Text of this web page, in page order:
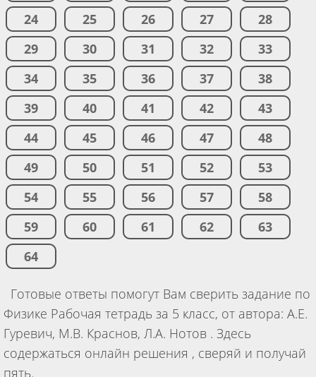
24
25 26 27
28
29
30 31 32
33
34
35 36 37
38
39
40 41 42
43
44
45 46 47
48
49
50 51 52
53
54
55 56 57
58
59
60 61 62
63
64
Готовые ответы помогут Вам сверить задание по
Физике Рабочая тетрадь за 5 класс, от автора: А.Е.
Гуревич, М.В. Краснов, Л.А. Нотов . Здесь
содержаться онлайн решения , сверяй и получай
пять.